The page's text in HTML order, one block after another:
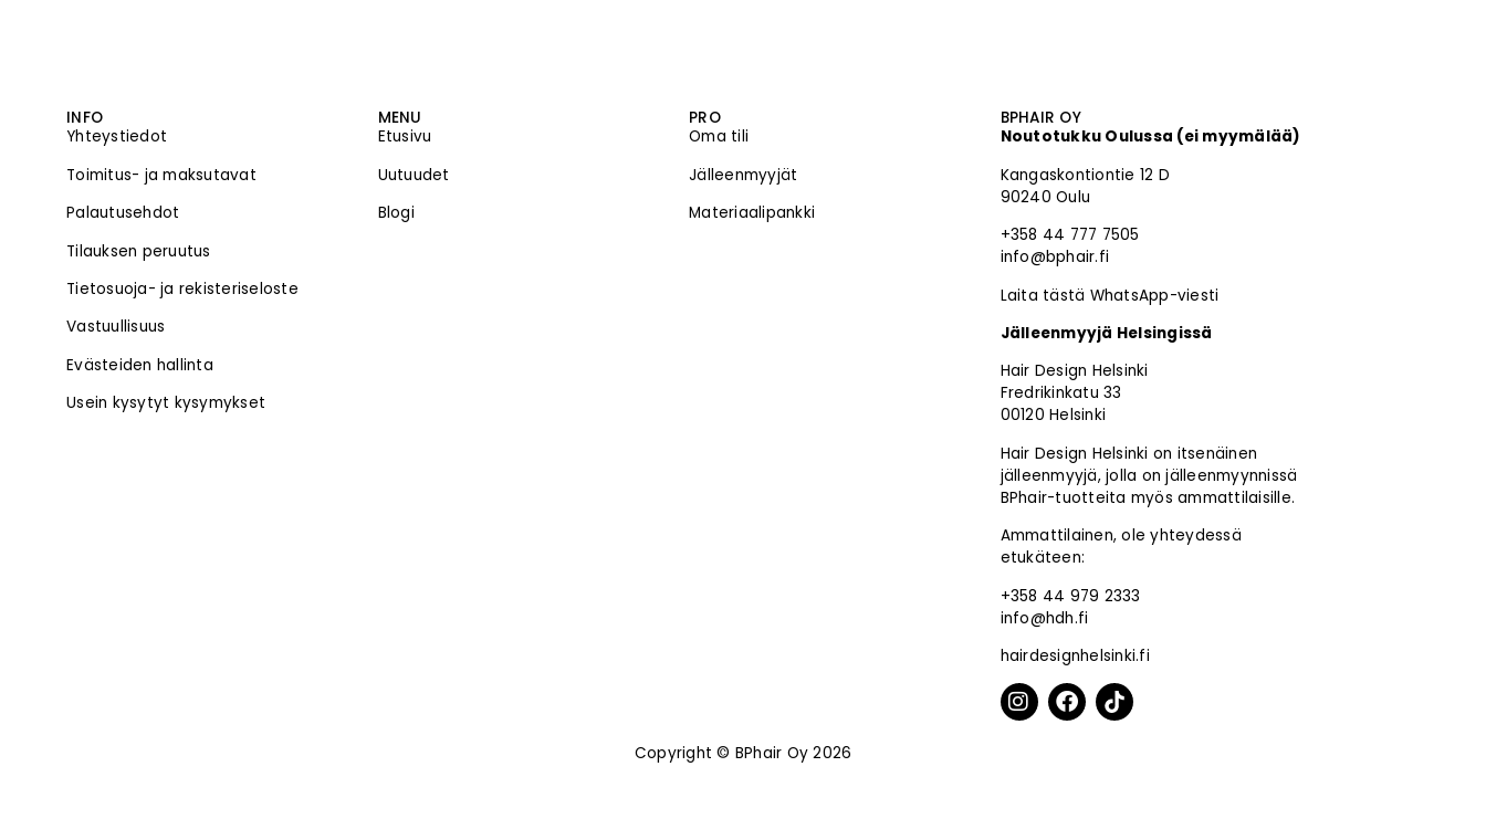
INFO
Yhteystiedot
Toimitus- ja maksutavat
Palautusehdot
Tilauksen peruutus
Tietosuoja- ja rekisteriseloste
Vastuullisuus
Evästeiden hallinta
Usein kysytyt kysymykset
MENU
Etusivu
Uutuudet
Blogi
PRO
Oma tili
Jälleenmyyjät
Materiaalipankki
BPHAIR OY
Noutotukku Oulussa (ei myymälää)
Kangaskontiontie 12 D
90240 Oulu
+358 44 777 7505
info@bphair.fi
Laita tästä WhatsApp-viesti
Jälleenmyyjä Helsingissä
Hair Design Helsinki
Fredrikinkatu 33
00120 Helsinki
Hair Design Helsinki on itsenäinen
jälleenmyyjä, jolla on jälleenmyynnissä
BPhair-tuotteita myös ammattilaisille.
Ammattilainen, ole yhteydessä
etukäteen:
+358 44 979 2333
info@hdh.fi
hairdesignhelsinki.fi
Copyright © BPhair Oy 2026